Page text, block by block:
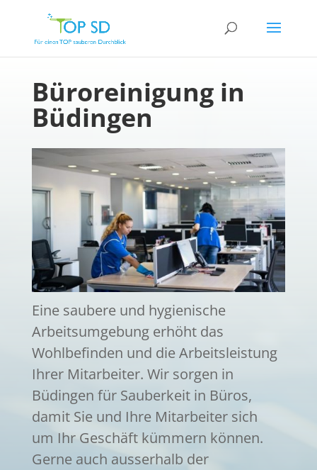
Büroreinigung in
Büdingen
Eine saubere und hygienische
Arbeitsumgebung erhöht das
Wohlbefinden und die Arbeitsleistung
Ihrer Mitarbeiter. Wir sorgen in
Büdingen für Sauberkeit in Büros,
damit Sie und Ihre Mitarbeiter sich
um Ihr Geschäft kümmern können.
Gerne auch ausserhalb der